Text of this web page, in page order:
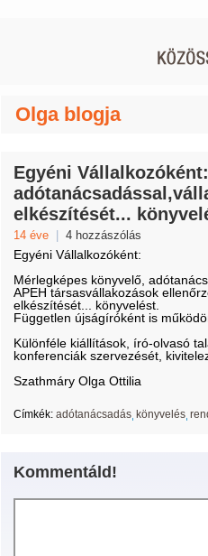
Olga blogja
Egyéni
elkészítését...
14 éve 4 hozzászólás
Egyéni Vállalkozóként:
Mérlegképes könyvelő,
APEH társasvállakozások
elkészítését... könyvelést.
Független újságíróként is
Különféle kiállítások, író-olvasó
konferenciák szervezését,
Szathmáry Olga Ottilia
Címkék: adótanácsadás könyvelés
Kommentáld!